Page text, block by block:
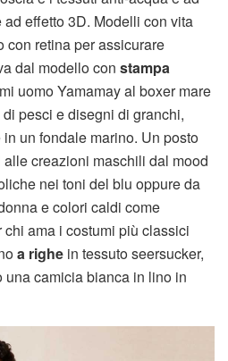
effetto 3D. Modelli con vita
con retina per assicurare
dal modello con stampa
uomo Yamamay al boxer mare
pesci e disegni di granchi,
un fondale marino. Un posto
creazioni maschili dal mood
nei toni del blu oppure da
e colori caldi come
chi ama i costumi più classici
a righe in tessuto seersucker,
una camicia bianca in lino in